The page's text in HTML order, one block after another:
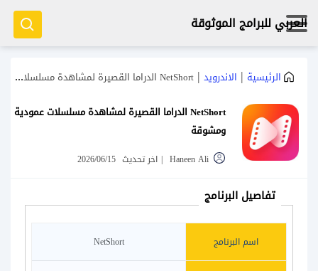
العربي للبرامج الموثوقة
الرئيسية | الاندرويد | NetShort الدراما القصيرة لمشاهدة مسلسلات عمودية ومشوقة
NetShort الدراما القصيرة لمشاهدة مسلسلات عمودية
ومشوقة
Haneen Ali
| اخر تحديث 2026/06/15
تفاصيل البرنامج
اسم البرنامج NetShort